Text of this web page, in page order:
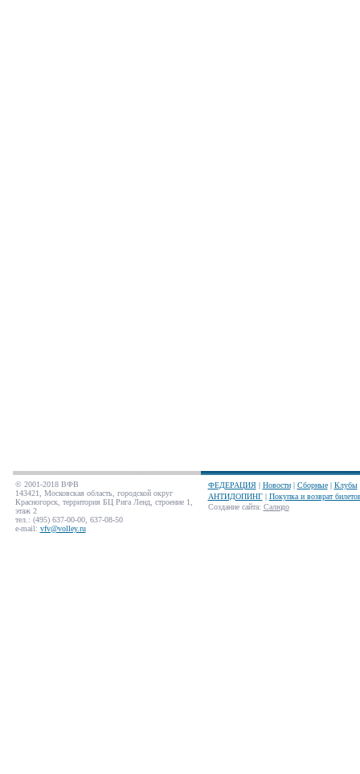
© 2001-2018 ВФВ
143421, Московская область, городской округ
Красногорск, территория БЦ Рига Ленд, строение 1,
этаж 2
тел.: (495) 637-00-00, 637-08-50
e-mail: vfv@volley.ru
ФЕДЕРАЦИЯ| Новости| Сборные| Клубы
АНТИДОПИНГ| Покупка и возврат
Создание сайта: Салюдо